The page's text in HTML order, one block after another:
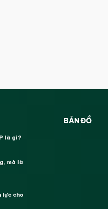
là gì?
mà là
lực cho
BẢN ĐỒ